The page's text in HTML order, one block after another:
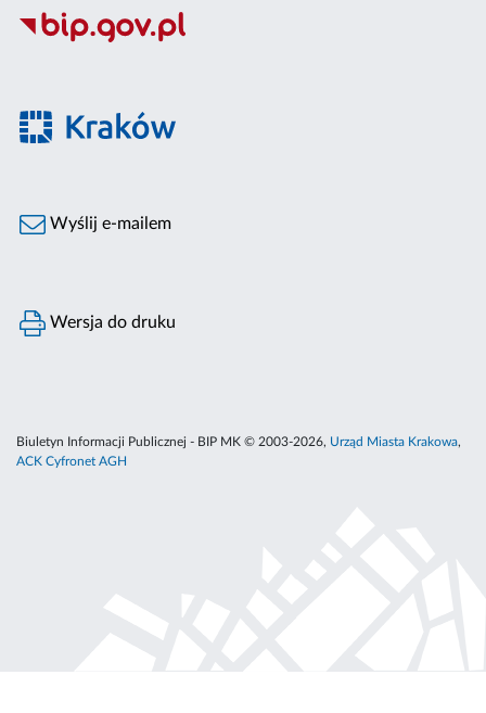
Wyślij e-mailem
Wersja do druku
Biuletyn Informacji Publicznej - BIP MK © 2003-2026, Urząd Miasta Krakowa,
ACK Cyfronet AGH